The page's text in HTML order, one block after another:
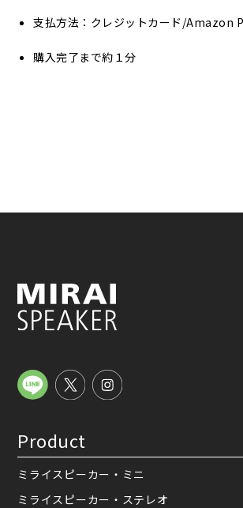
支払方法：クレジットカード/Amazon
購入完了まで約１分
Product
ミライスピーカー・ミニ
ミライスピーカー・ステレオ